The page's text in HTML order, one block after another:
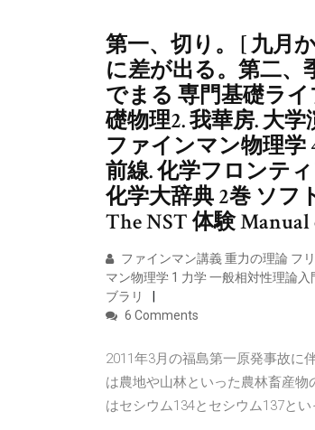
第一、切り。 [ 九月
に差が出る。第二
でまる 専門基礎ラ
礎物理2. 我華房. 大
ファインマン物理学
前線. 化学フロンテ
化学大辞典 2巻 ソフ
The NST 体験
ファインマン講義 重力の理論 フ
マン物理学 1 力学 一般相対性理論
ブラリ
6 Comments
2011年3月の福島第一原発事故に
は農地や山林といった農林畜産
はセシウム134とセシウム137と